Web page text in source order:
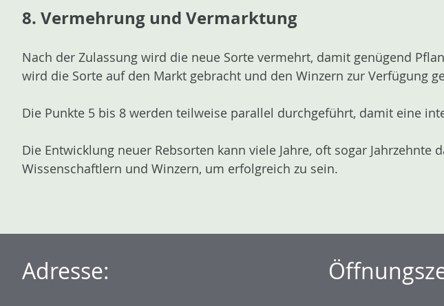
8. Vermehrung und Vermarktung
Nach der Zulassung wird die neue Sorte vermehrt, damit genügend
wird die Sorte auf den Markt gebracht und den Winzern zur Verfügung
Die Punkte 5 bis 8 werden teilweise parallel durchgeführt, damit eine
Die Entwicklung neuer Rebsorten kann viele Jahre, oft sogar
Wissenschaftlern und Winzern, um erfolgreich zu sein.
Adresse: